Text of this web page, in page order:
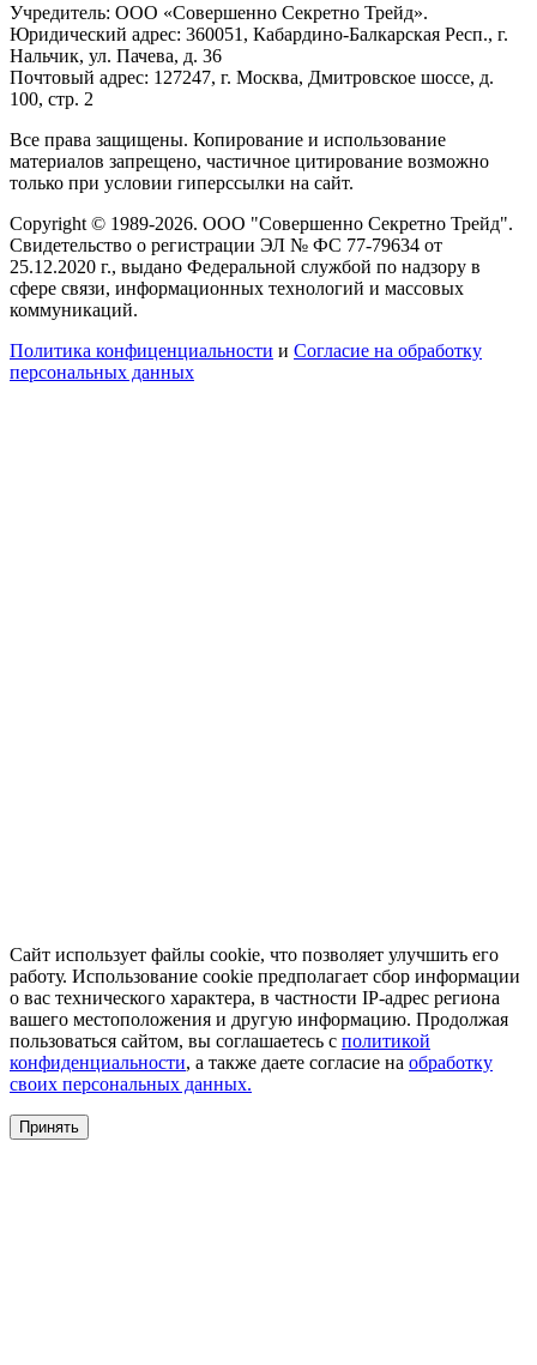
Учредитель: ООО «Совершенно Секретно Трейд».
Юридический адрес: 360051, Кабардино-Балкарская Респ., г.
Нальчик, ул. Пачева, д. 36
Почтовый адрес: 127247, г. Москва, Дмитровское шоссе, д.
100, стр. 2
Все права защищены. Копирование и использование
материалов запрещено, частичное цитирование возможно
только при условии гиперссылки на сайт.
Copyright © 1989-2026. ООО "Совершенно Секретно Трейд".
Свидетельство о регистрации ЭЛ № ФС 77-79634 от
25.12.2020 г., выдано Федеральной службой по надзору в
сфере связи, информационных технологий и массовых
коммуникаций.
Политика конфиценциальности и Согласие на обработку
персональных данных
Сайт использует файлы cookie, что позволяет улучшить его
работу. Использование cookie предполагает сбор информации
о вас технического характера, в частности IP-адрес региона
вашего местоположения и другую информацию. Продолжая
пользоваться сайтом, вы соглашаетесь с политикой
конфиденциальности, а также даете согласие на обработку
своих персональных данных.
Принять